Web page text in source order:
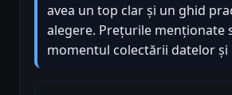
avea un top clar și un ghid
alegere. Prețurile menționate
momentul colectării datelor și